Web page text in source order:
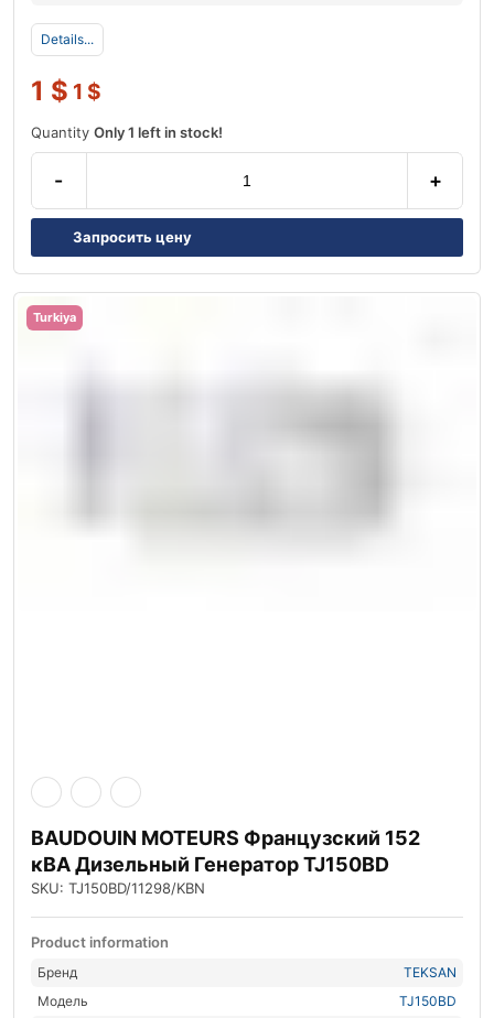
Details...
1 $ 1 $
Quantity Only 1 left in stock!
- +
Запросить цену
Turkiya
BAUDOUIN MOTEURS Французский 152
кВА Дизельный Генератор TJ150BD
SKU: TJ150BD/11298/KBN
Product information
Бренд
TEKSAN
Модель
TJ150BD